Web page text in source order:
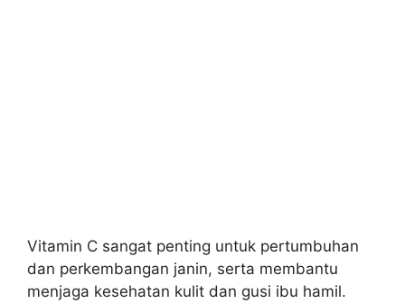
Vitamin C sangat penting untuk pertumbuhan
dan perkembangan janin, serta membantu
menjaga kesehatan kulit dan gusi ibu hamil.